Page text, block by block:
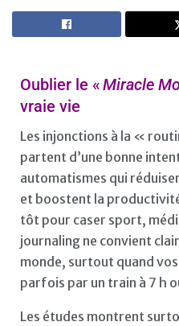
Oublier le «Miracle
vraie vie
Les injonctions à la «
partent d’une bonne
automatismes qui
et boostent la
tôt pour caser sport,
journaling ne convient
monde, surtout quand
parfois par un train à 7 h
Les études montrent